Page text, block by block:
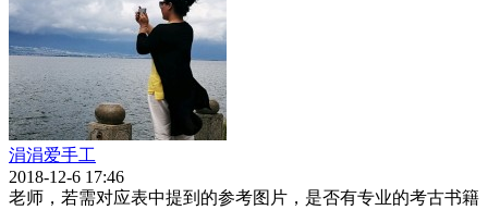
涓涓爱手工
2018-12-6 17:46
老师，若需对应表中提到的参考图片，是否有专业的考古书籍